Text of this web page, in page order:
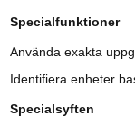
Specialfunktioner
Använda exakta
Identifiera enheter
Specialsyften